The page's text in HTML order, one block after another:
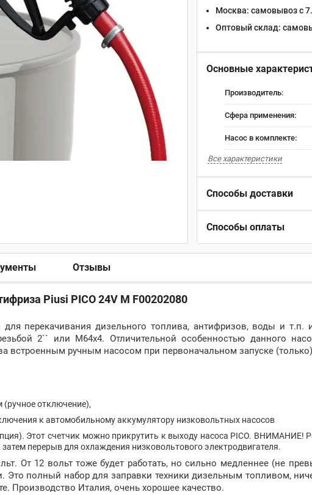
Москва: самовывоз с
Оптовый склад:
Основные
Производитель:
Сфера применения:
Насос в комплекте:
Все характеристики
Способы доставки
Способы оплаты
Отзывы
Piusi PICO 24V М F00202080
перекачивания дизельного топлива, антифризов, воды и т.п.
2`` или М64х4. Отличительной особенностью данного
встроенным ручным насосом при первоначальном запуске
отключение),
к автомобильному аккумулятору низковольтных насосов
Этот счетчик можно прикрутить к выходу насоса PICO. ВНИМАНИЕ!
перерыв для охлаждения низковольтового электродвигателя.
От 12 вольт тоже будет работать, но сильно медленнее (не
полный набор для заправки техники дизельным топливом,
Производство Италия, очень хорошее качество.